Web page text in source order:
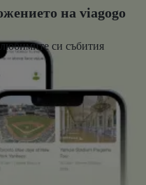
на viagogo
си събития